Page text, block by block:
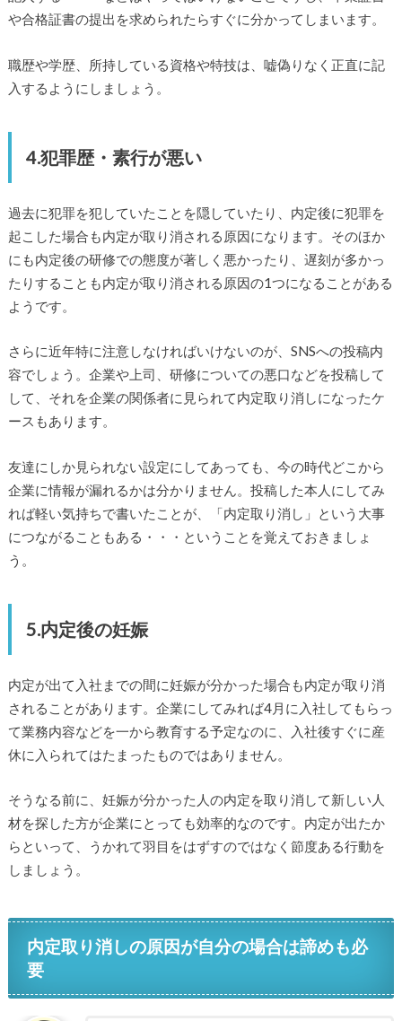
や合格証書の提出を求められたらすぐに分かってしまいます。
職歴や学歴、所持している資格や特技は、嘘偽りなく正直に記
入するようにしましょう。
4.犯罪歴・素行が悪い
過去に犯罪を犯していたことを隠していたり、内定後に犯罪を
起こした場合も内定が取り消される原因になります。そのほか
にも内定後の研修での態度が著しく悪かったり、遅刻が多かっ
たりすることも内定が取り消される原因の1つになることがある
ようです。
さらに近年特に注意しなければいけないのが、SNSへの投稿内
容でしょう。企業や上司、研修についての悪口などを投稿して
して、それを企業の関係者に見られて内定取り消しになったケ
ースもあります。
友達にしか見られない設定にしてあっても、今の時代どこから
企業に情報が漏れるかは分かりません。投稿した本人にしてみ
れば軽い気持ちで書いたことが、「内定取り消し」という大事
につながることもある・・・ということを覚えておきましょ
う。
5.内定後の妊娠
内定が出て入社までの間に妊娠が分かった場合も内定が取り消
されることがあります。企業にしてみれば4月に入社してもらっ
て業務内容などを一から教育する予定なのに、入社後すぐに産
休に入られてはたまったものではありません。
そうなる前に、妊娠が分かった人の内定を取り消して新しい人
材を探した方が企業にとっても効率的なのです。内定が出たか
らといって、うかれて羽目をはずすのではなく節度ある行動を
しましょう。
内定取り消しの原因が自分の場合は諦めも必
要